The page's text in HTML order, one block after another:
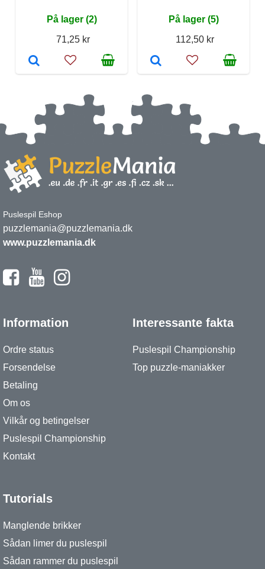
På lager (2)
71,25 kr
På lager (5)
112,50 kr
Puslespil Eshop
puzzlemania@puzzlemania.dk
www.puzzlemania.dk
Information
Ordre status
Forsendelse
Betaling
Om os
Vilkår og betingelser
Puslespil Championship
Kontakt
Interessante fakta
Puslespil Championship
Top puzzle-maniakker
Tutorials
Manglende brikker
Sådan limer du puslespil
Sådan rammer du puslespil